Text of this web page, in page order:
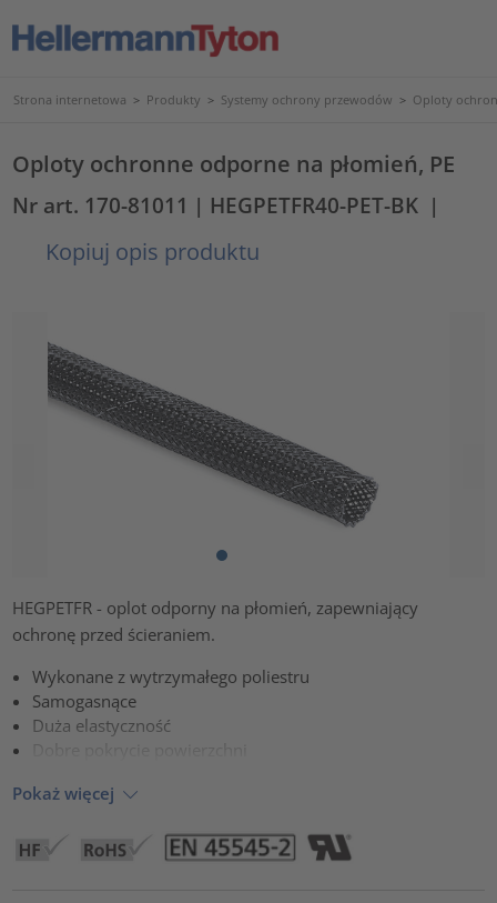
Strona internetowa > Produkty > Systemy ochrony przewodów > Oploty
Oploty ochronne odporne na płomień, PE
Nr art. 170-81011 | HEGPETFR40-PET-BK |
Kopiuj opis produktu
HEGPETFR - oplot odporny na płomień, zapewniający
ochronę przed ścieraniem.
Wykonane z wytrzymałego poliestru
Samogasnące
Duża elastyczność
Pokaż więcej